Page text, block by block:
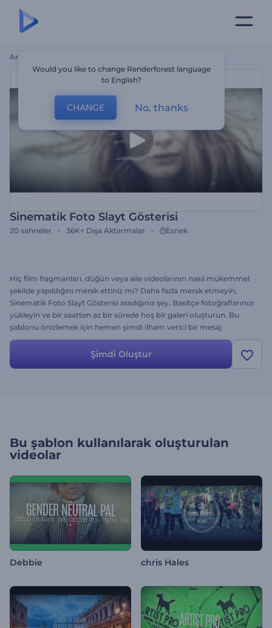
Ana Sayfa
Sinematik Foto Slayt Gösterisi
20 sahneler 36K+ Dışa Aktarmalar Esnek
Hiç film fragmanları, düğün veya aile videolarının nasıl mükemmel
şekilde yapıldığını merak ettiniz mi? Daha fazla merak etmeyin,
Sinematik Foto Slayt Gösterisi aradığınız şey. Basitçe fotoğraflarınızı
yükleyin ve bir saatten az bir sürede hoş bir galeri oluşturun. Bu
şablonu önizlemek için hemen şimdi ilham verici bir mesaj
oluşturun, müziğinizi seçin.
Şi̇mdi̇ Oluştur
Bu şablon kullanılarak oluşturulan
videolar
Debbie chris Hales
Would you like to change Renderforest language
to English?
CHANGE No, thanks